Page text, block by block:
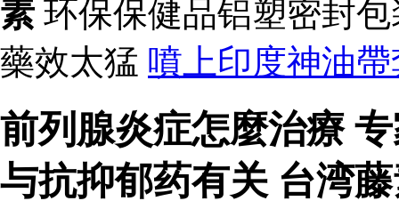
素环保保健品铝塑密封
藥效太猛 噴上印度神油
前列腺炎症怎麼治療
与抗抑郁药有关 台湾